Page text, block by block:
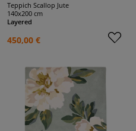
Teppich Scallop Jute
140x200 cm
Layered
450,00 €